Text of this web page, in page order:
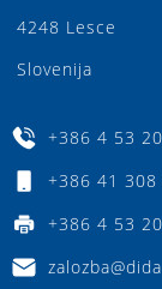
4248 Lesce
Slovenija
+386 4 53
+386 41 308
+386 4 53